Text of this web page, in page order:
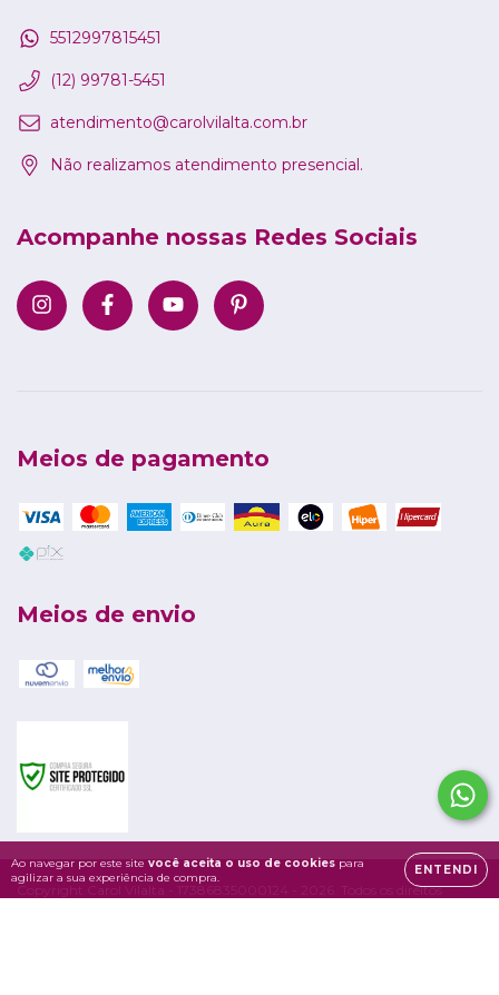
Ao navegar por este site você aceita o uso de cookies para
agilizar a sua experiência de compra.
ENTENDI
5512997815451
(12) 99781-5451
atendimento@carolvilalta.com.br
Não realizamos atendimento presencial.
Acompanhe nossas Redes Sociais
Meios de pagamento
Meios de envio
Copyright Carol Vilalta - 17386835000124 - 2026. Todos os direitos